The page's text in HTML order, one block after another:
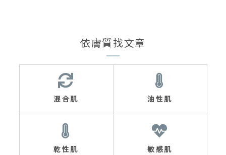
依膚質找文章
混合肌 油性肌
乾性肌 敏感肌